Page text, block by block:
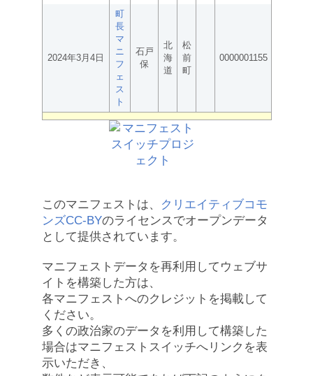
2024年3月4日
町
長
マ
ニ
フ
ェ
ス
ト
石戸
保
北
海
道
松
前
町
0000001155
このマニフェストは、
クリエイティブコモ
ンズCC-BYのライセンスでオープンデータ
として提供されています。
マニフェストデータを再利用してウェブサ
イトを構築した方は、
各マニフェストへのクレジットを掲載して
ください。
多くの政治家のデータを利用して構築した
場合はマニフェストスイッチへリンクを表
示いただき、